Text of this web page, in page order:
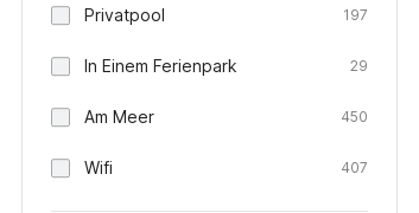
Privatpool 197
In Einem Ferienpark 29
Am Meer 450
Wifi 407